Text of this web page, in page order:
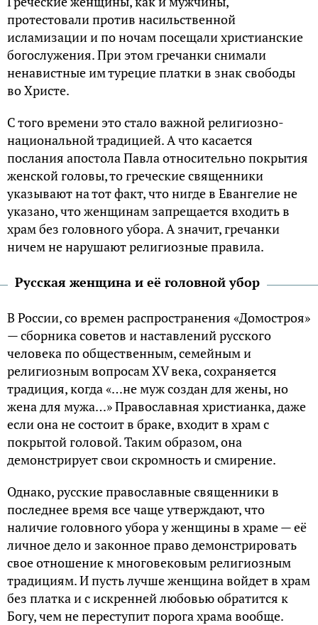
протестовали против насильственной
исламизации и по ночам посещали христианские
богослужения. При этом гречанки снимали
ненавистные им турецие платки в знак свободы
во Христе.
С того времени это стало важной религиозно-
национальной традицией. А что касается
послания апостола Павла относительно покрытия
женской головы, то греческие священники
указывают на тот факт, что нигде в Евангелие не
указано, что женщинам запрещается входить в
храм без головного убора. А значит, гречанки
ничем не нарушают религиозные правила.
Русская женщина и её головной убор
В России, со времен распространения «Домостроя»
— сборника советов и наставлений русского
человека по общественным, семейным и
религиозным вопросам XV века, сохраняется
традиция, когда «…не муж создан для жены, но
жена для мужа…» Православная христианка, даже
если она не состоит в браке, входит в храм с
покрытой головой. Таким образом, она
демонстрирует свои скромность и смирение.
Однако, русские православные священники в
последнее время все чаще утверждают, что
наличие головного убора у женщины в храме — её
личное дело и законное право демонстрировать
свое отношение к многовековым религиозным
традициям. И пусть лучше женщина войдет в храм
без платка и с искренней любовью обратится к
Богу, чем не переступит порога храма вообще.